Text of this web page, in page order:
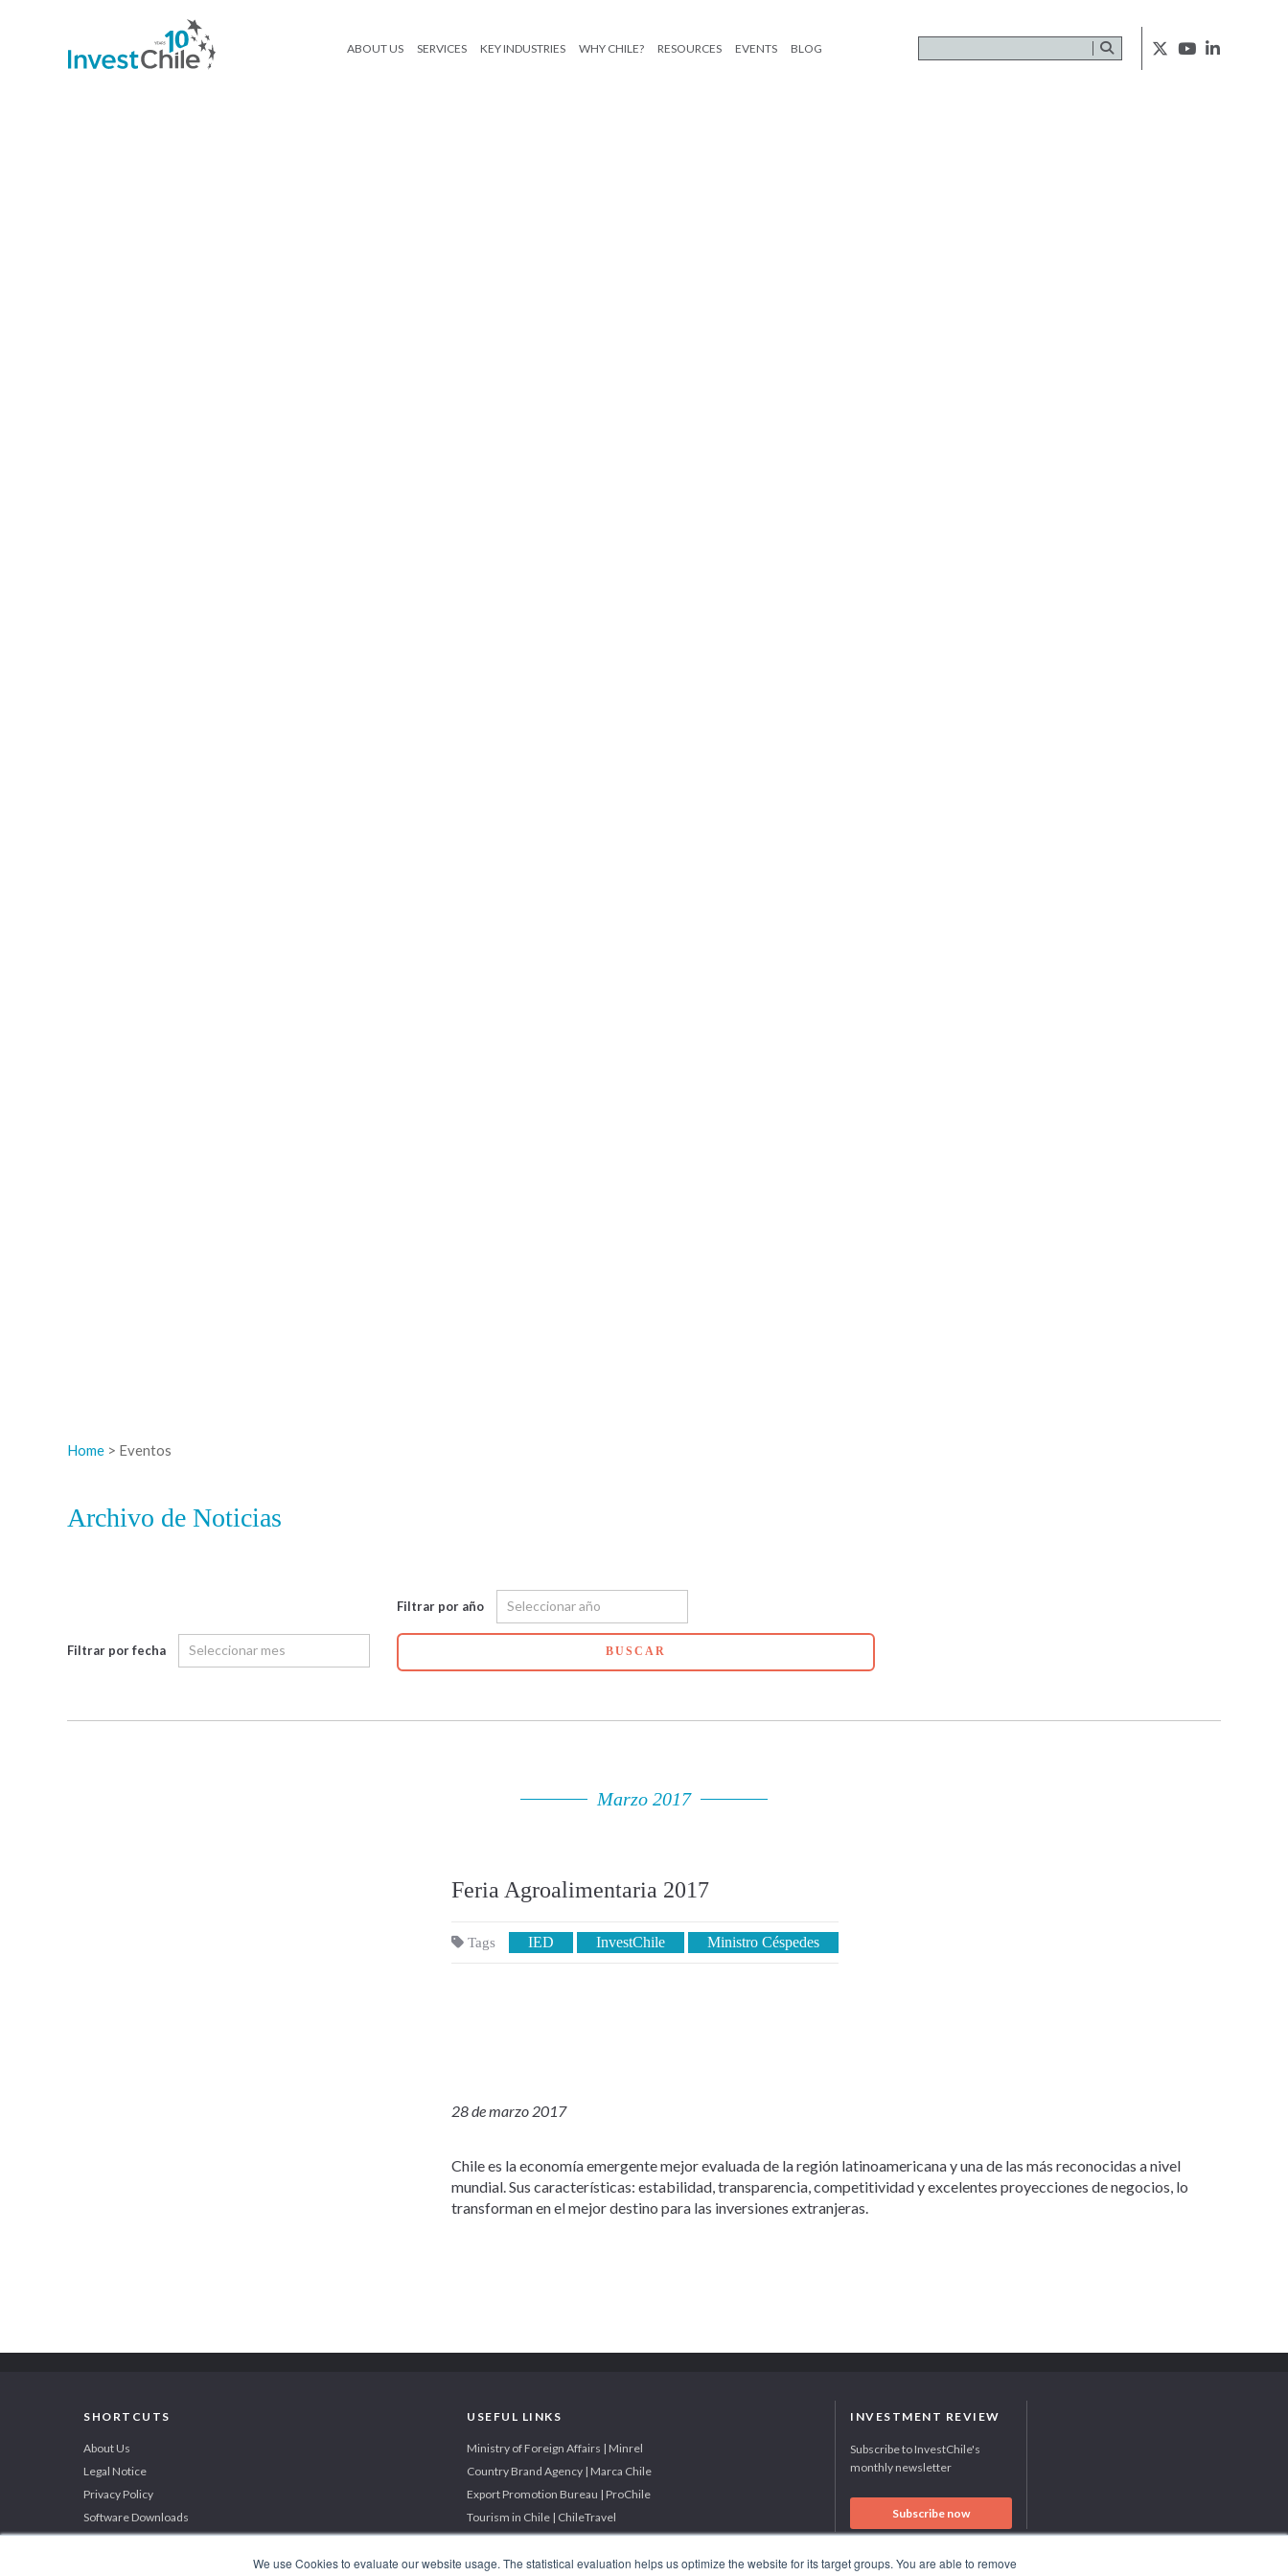
We use Cookies to evaluate our website usage. The statistical evaluation helps us optimize the website for its target groups. You are able to remove
ABOUT US SERVICES KEY INDUSTRIES WHY CHILE? RESOURCES EVENTS BLOG
Home > Eventos
Archivo de Noticias
Filtrar por fecha
Filtrar por año
BUSCAR
Marzo 2017
Feria Agroalimentaria 2017
Tags IED InvestChile Ministro Céspedes
28 de marzo 2017
Chile es la economía emergente mejor evaluada de la región latinoamericana y una de las más reconocidas a nivel
mundial. Sus características: estabilidad, transparencia, competitividad y excelentes proyecciones de negocios, lo
transforman en el mejor destino para las inversiones extranjeras.
SHORTCUTS
About Us
Legal Notice
Privacy Policy
Software Downloads
USEFUL LINKS
Ministry of Foreign Affairs | Minrel
Country Brand Agency | Marca Chile
Export Promotion Bureau | ProChile
Tourism in Chile | ChileTravel
INVESTMENT REVIEW
Subscribe to InvestChile's
monthly newsletter
Subscribe now